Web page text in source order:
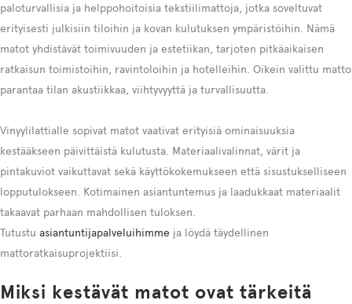
paloturvallisia ja helppohoitoisia tekstiilimattoja, jotka soveltuvat
erityisesti julkisiin tiloihin ja kovan kulutuksen ympäristöihin. Nämä
matot yhdistävät toimivuuden ja estetiikan, tarjoten pitkäaikaisen
ratkaisun toimistoihin, ravintoloihin ja hotelleihin. Oikein valittu matto
parantaa tilan akustiikkaa, viihtyvyyttä ja turvallisuutta.
Vinyylilattialle sopivat matot vaativat erityisiä ominaisuuksia
kestääkseen päivittäistä kulutusta. Materiaalivalinnat, värit ja
pintakuviot vaikuttavat sekä käyttökokemukseen että sisustukselliseen
lopputulokseen. Kotimainen asiantuntemus ja laadukkaat materiaalit
takaavat parhaan mahdollisen tuloksen.
Tutustu asiantuntijapalveluihimme ja löydä täydellinen
mattoratkaisuprojektiisi.
Miksi kestävät matot ovat tärkeitä